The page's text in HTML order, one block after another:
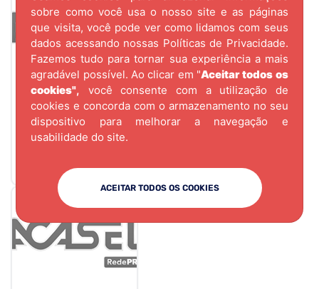
sobre como você usa o nosso site e as páginas
que visita, você pode ver como lidamos com seus
dados acessando nossas Políticas de Privacidade.
Fazemos tudo para tornar sua experiência a mais
agradável possível. Ao clicar em "Aceitar todos os
cookies", você consente com a utilização de
cookies e concorda com o armazenamento no seu
dispositivo para melhorar a navegação e
usabilidade do site.
ACEITAR TODOS OS COOKIES
CÓD. 3220
PERFIL DES-249
15mm INOX